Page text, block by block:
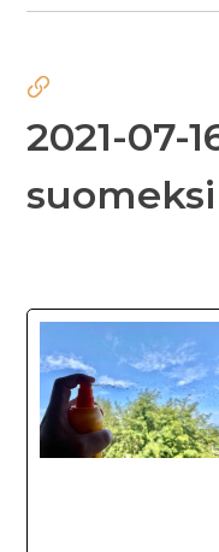
2021-07-
suomeksi